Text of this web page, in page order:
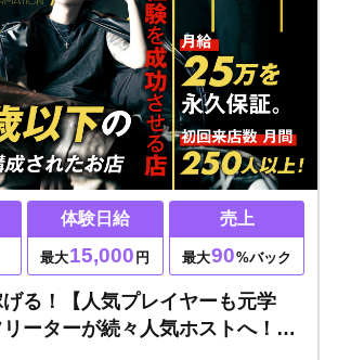
体験日給
最大15,000 円
売上
最大90%バック
る！【人気プレイヤーも元学
ーターが続々人気ホストへ！初